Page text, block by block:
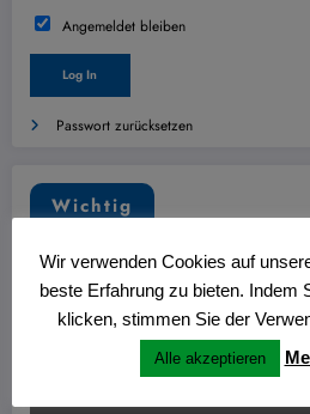
Angemeldet bleiben
Passwort zurücksetzen
Wichtig
Wir verwenden Cookies auf
beste Erfahrung zu bieten. Indem
klicken, stimmen Sie der
Alle akzeptieren